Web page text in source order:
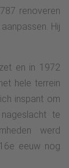
renoveren
Hij
en in 1972
hele terrein
inspant om
te
werd
eeuw nog